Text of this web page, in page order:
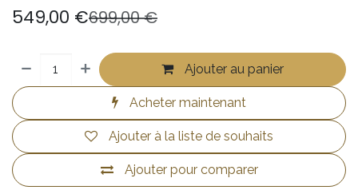
549,00 €699,00€
Ajouter au panier
Acheter maintenant
Ajouter pour comparer
Ajouter à la liste de souhaits